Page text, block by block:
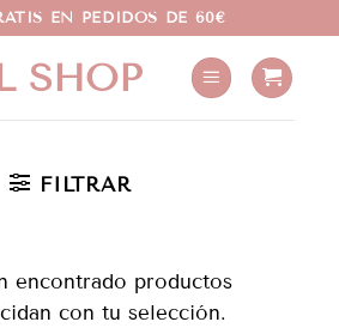
EN PEDIDOS DE 60€
SHOP
FILTRAR
encontrado productos
con tu selección.